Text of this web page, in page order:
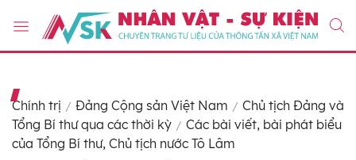
Chính trị Đảng Cộng sản Việt Nam
Chủ tịch Đảng và
Tổng Bí thư qua các thời kỳ
Các bài viết, bài phát biểu
của Tổng Bí thư, Chủ tịch nước Tô Lâm